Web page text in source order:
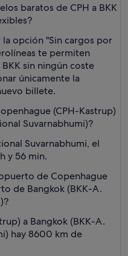
baratos de CPH a BKK
opción "Sin cargos por
te permiten
sin ningún coste
únicamente la
billete.
(CPH-Kastrup)
Suvarnabhumi)?
Suvarnabhumi, el
y 56 min.
de Copenhague
de Bangkok (BKK-A.
a Bangkok (BKK-A.
hay 8600 km de